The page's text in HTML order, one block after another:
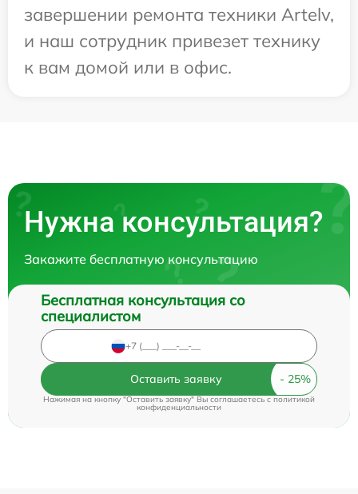
завершении ремонта техники Artelv,
и наш сотрудник привезет технику
к вам домой или в офис.
Нужна консультация?
Закажите бесплатную консультацию
Бесплатная консультация со
специалистом
Оставить заявку
Нажимая на кнопку "Оставить заявку" Вы соглашаетесь cполитикой
конфиденциальности